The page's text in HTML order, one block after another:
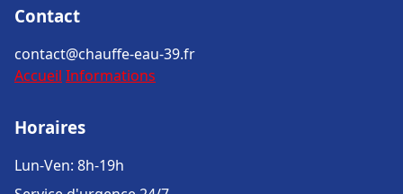
Contact
contact@chauffe-eau-39.fr
Accueil Informations
Horaires
Lun-Ven: 8h-19h